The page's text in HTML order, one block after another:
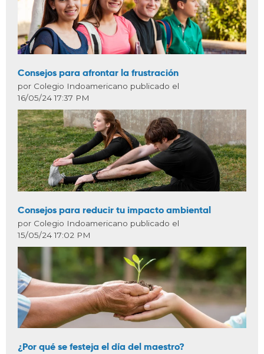
Consejos para afrontar la frustración
por Colegio Indoamericano publicado el
16/05/24 17:37 PM
Consejos para reducir tu impacto ambiental
por Colegio Indoamericano publicado el
15/05/24 17:02 PM
¿Por qué se festeja el día del maestro?